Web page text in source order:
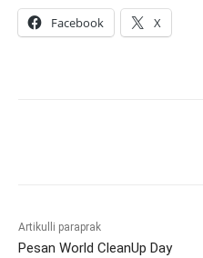
Facebook X
Artikulli paraprak
Pesan World CleanUp Day